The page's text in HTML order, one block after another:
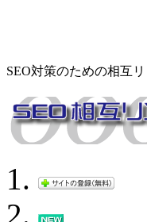
SEO対策のための相互